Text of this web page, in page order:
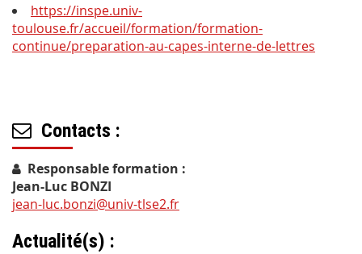
https://inspe.univ-
toulouse.fr/accueil/formation/formation-
continue/preparation-au-capes-interne-de-lettres
Contacts :
Responsable formation :
Jean-Luc BONZI
jean-luc.bonzi@univ-tlse2.fr
Actualité(s) :